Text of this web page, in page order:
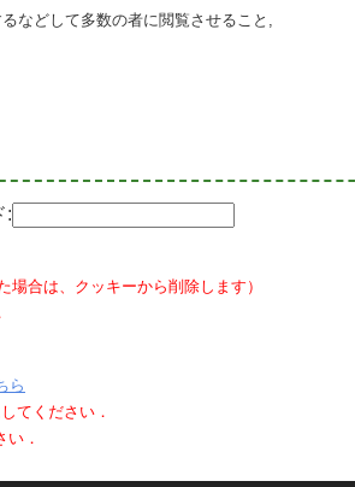
などして多数の者に閲覧させること,
:
合は、クッキーから削除します）
ら
てください．
い．